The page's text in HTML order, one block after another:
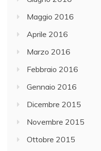
Maggio 2016
Aprile 2016
Marzo 2016
Febbraio 2016
Gennaio 2016
Dicembre 2015
Novembre 2015
Ottobre 2015